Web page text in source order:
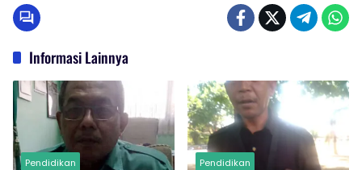
Informasi Lainnya
Pendidikan Pendidikan